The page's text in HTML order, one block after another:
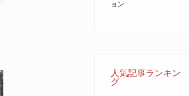
ョン
人気記事ランキン
グ